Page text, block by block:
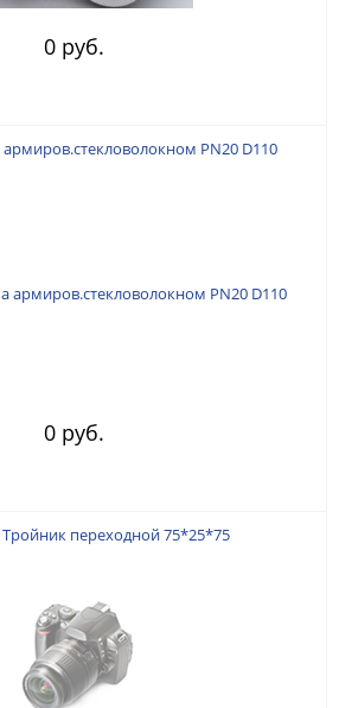
0 руб.
PN20 D110
0 руб.
переходной 75*25*75